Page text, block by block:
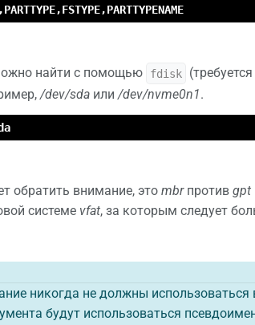
найти с помощью fdisk
/dev/sda или /dev/nvme0n1.
обратить внимание, это mbrпротив gpt
системе vfat, за которым следует
никогда не должны
будут использоваться